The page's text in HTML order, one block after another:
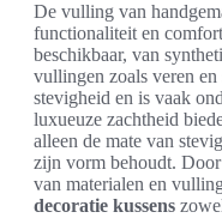
De vulling van
functionaliteit en
beschikbaar, van
vullingen zoals veren
stevigheid en is vaak
luxueuze zachtheid
alleen de mate van
zijn vorm behoudt.
van materialen en
decoratie kussens